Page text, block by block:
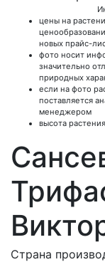
цены на
новых прайс-
фото носит
значительно
природных
если на фото
поставляется
менеджером
высота
Страна